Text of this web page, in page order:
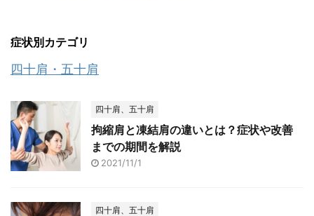
症状別カテゴリ
四十肩・五十肩
四十肩、五十肩
拘縮肩と凍結肩の違いとは？症状や改善
までの期間を解説
2021/11/1
四十肩、五十肩